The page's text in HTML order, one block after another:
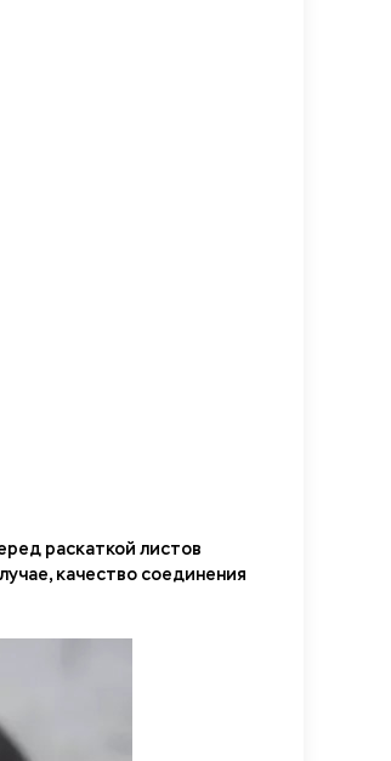
раскаткой листов
качество соединения